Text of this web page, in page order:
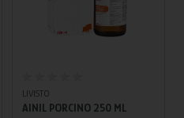
LIVISTO
AINIL PORCINO 250 ML